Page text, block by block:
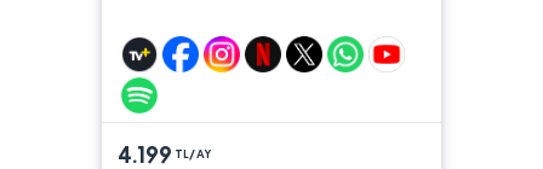
4.199 TL/AY